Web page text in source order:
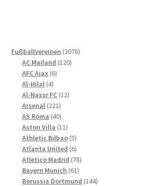
Fußballvereinen 30753075
AC Mailand 120120
AFC Ajax 66
Al-Hilal 44
Produkte
Al-Nassr FC 1212
Arsenal 221221
Produkte
AS Roma 4040
Produkte
Aston Villa 1111
Produkte
Athletic Bilbao 55
Produkte
Atlanta United 66
Produkte
Atletico Madrid 7878
Bayern Munich 6161
Produkte
Borussia Dortmund 144144